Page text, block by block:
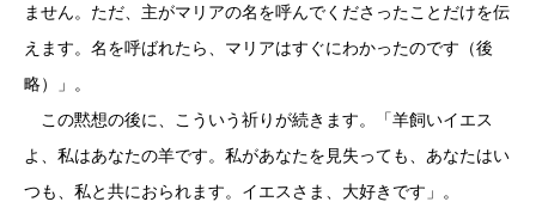
ません。ただ、主がマリアの名を呼んでくださったことだけを伝
えます。名を呼ばれたら、マリアはすぐにわかったのです（後
略）」。
この黙想の後に、こういう祈りが続きます。「羊飼いイエス
よ、私はあなたの羊です。私があなたを見失っても、あなたはい
つも、私と共におられます。イエスさま、大好きです」。